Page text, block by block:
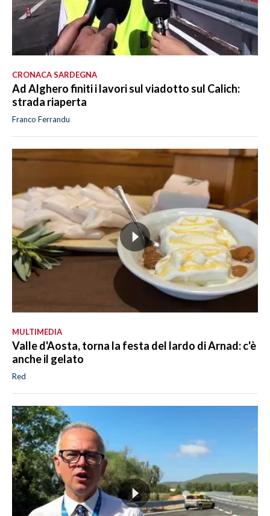
CRONACA SARDEGNA
Ad Alghero finiti i lavori sul viadotto sul Calich:
strada riaperta
Franco Ferrandu
MULTIMEDIA
Valle d'Aosta, torna la festa del lardo di Arnad: c'è
anche il gelato
Red